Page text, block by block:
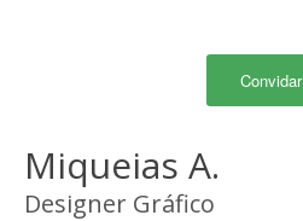
Convidar
Miqueias A.
Designer Gráfico